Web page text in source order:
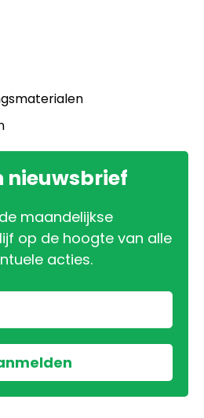
nieuwsbrief
maandelijkse
op de hoogte van alle
acties.